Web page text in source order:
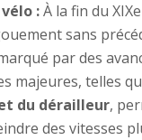
vélo :À la fin du
sans
par des
majeures, telles
du dérailleur,
des vitesses